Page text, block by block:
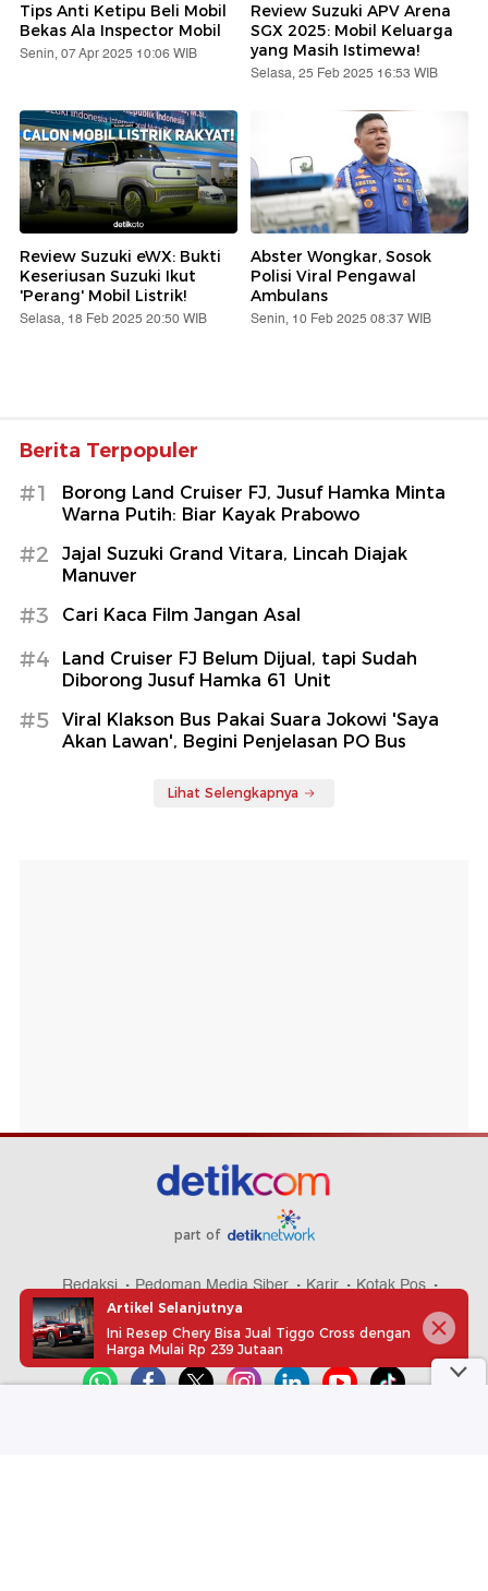
Tips Anti Ketipu Beli Mobil
Bekas Ala Inspector Mobil
Senin, 07 Apr 2025 10:06 WIB
Review Suzuki APV Arena
SGX 2025: Mobil Keluarga
yang Masih Istimewa!
Selasa, 25 Feb 2025 16:53 WIB
Review Suzuki eWX: Bukti
Keseriusan Suzuki Ikut
'Perang' Mobil Listrik!
Selasa, 18 Feb 2025 20:50 WIB
Abster Wongkar, Sosok
Polisi Viral Pengawal
Ambulans
Senin, 10 Feb 2025 08:37 WIB
Berita Terpopuler
#1
Borong Land Cruiser FJ, Jusuf Hamka Minta
Warna Putih: Biar Kayak Prabowo
#2
Jajal Suzuki Grand Vitara, Lincah Diajak
Manuver
#3 Cari Kaca Film Jangan Asal
#4
Land Cruiser FJ Belum Dijual, tapi Sudah
Diborong Jusuf Hamka 61 Unit
#5
Viral Klakson Bus Pakai Suara Jokowi 'Saya
Akan Lawan', Begini Penjelasan PO Bus
Lihat Selengkapnya
part of
Redaksi Pedoman Media Siber Karir
Kotak Pos
Info Iklan
Privacy Policy
Artikel Selanjutnya
Ini Resep Chery Bisa Jual Tiggo Cross dengan
Harga Mulai Rp 239 Jutaan